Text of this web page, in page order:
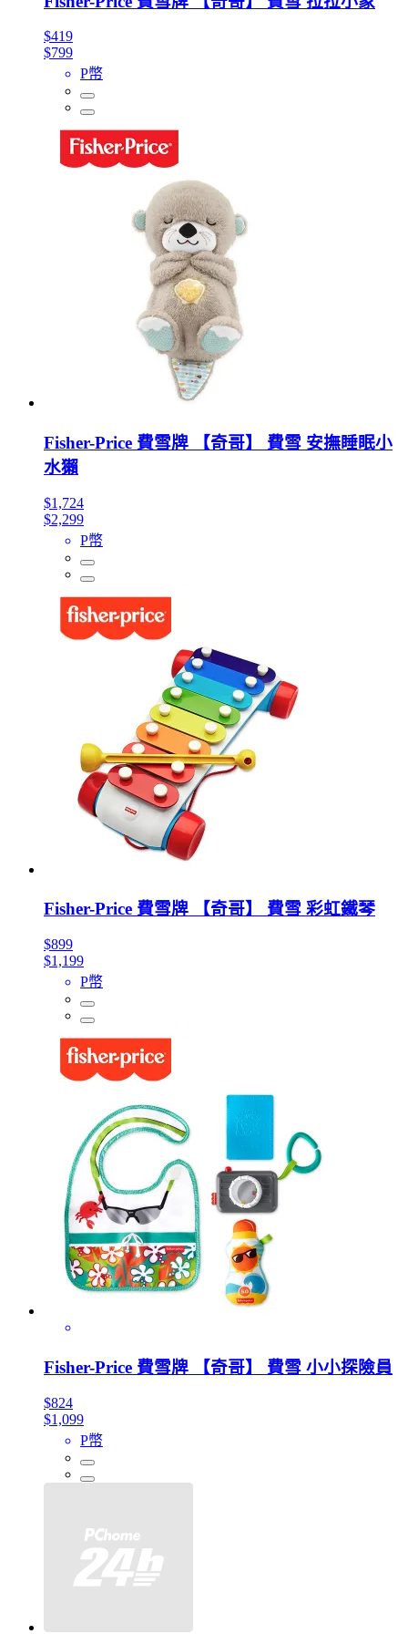
$419
$799
P幣
Fisher-Price 費雪牌 【奇哥】 費雪 安撫睡眠小
水獺
$1,724
$2,299
P幣
Fisher-Price 費雪牌 【奇哥】 費雪 彩虹鐵琴
$899
$1,199
P幣
Fisher-Price 費雪牌 【奇哥】 費雪 小小探險員
$824
$1,099
P幣